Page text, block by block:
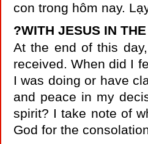
con trong hôm nay.
?WITH JESUS IN
At the end of this
received. When did I
I was doing or have
and peace in my
spirit? I take note of
God for the